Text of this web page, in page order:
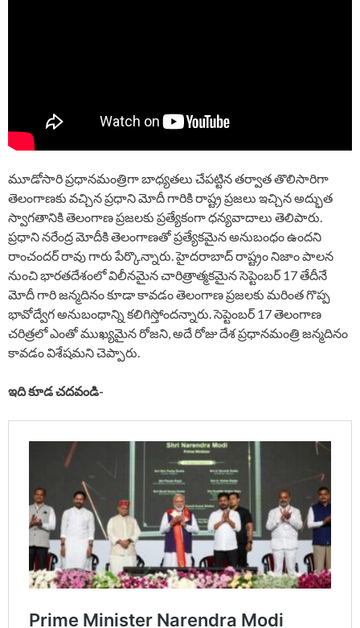
మూడోసారి ప్రధానమంత్రిగా బాధ్యతలు చేపట్టిన తర్వాత తొలిసారిగా
తెలంగాణకు వచ్చిన ప్రధాని మోదీ గారికి రాష్ట్ర ప్రజలు ఇచ్చిన అద్భుత
స్వాగతానికి తెలంగాణ ప్రజలకు ప్రత్యేకంగా ధన్యవాదాలు తెలిపారు.
ప్రధాని నరేంద్ర మోదీకి తెలంగాణతో ప్రత్యేకమైన అనుబంధం ఉందని
రాంచందర్ రావు గారు పేర్కొన్నారు. హైదరాబాద్ రాష్ట్రం నిజాం పాలన
నుంచి భారతదేశంలో విలీనమైన చారిత్రాత్మకమైన సెప్టెంబర్ 17 తేదీనే
మోదీ గారి జన్మదినం కూడా కావడం తెలంగాణ ప్రజలకు మరింత గొప్ప
భావోద్వేగ అనుబంధాన్ని కలిగిస్తోందన్నారు. సెప్టెంబర్ 17 తెలంగాణ
చరిత్రలో ఎంతో ముఖ్యమైన రోజని, అదే రోజు దేశ ప్రధానమంత్రి జన్మదినం
కావడం విశేషమని చెప్పారు.
ఇది కూడ చదవండి-